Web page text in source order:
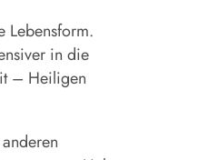
Lebensform.
in die
– Heiligen